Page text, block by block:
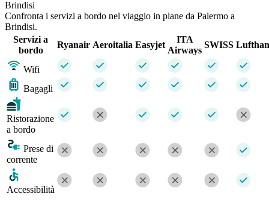
Brindisi
Confronta i servizi a bordo nel viaggio in plane da Palermo a
Brindisi.
Servizi a
bordo
Ryanair Aeroitalia Easyjet
ITA
Airways
SWISS
Wifi
Bagagli
Ristorazione
a bordo
Prese di
corrente
Accessibilità